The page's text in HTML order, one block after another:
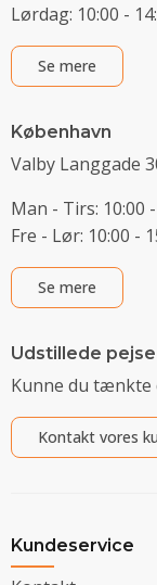
Lørdag: 10:00 -
Se mere
København
Valby Langgade
Man - Tirs: 10:00
Fre - Lør: 10:00 -
Se mere
Udstillede
Kunne du tænkte
Kontakt vores
Kundeservice